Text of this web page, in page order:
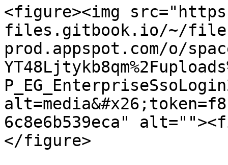
<figure><img
files.gitbook.io/~/
prod.appspot.com/o/
6c8e6b539eca"
</figure>